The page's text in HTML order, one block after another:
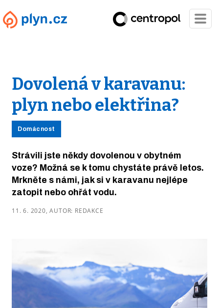
Dovolená v karavanu:
plyn nebo elektřina?
Domácnost
Strávili jste někdy dovolenou v obytném
voze? Možná se k tomu chystáte právě letos.
Mrkněte s námi, jak si v karavanu nejlépe
zatopit nebo ohřát vodu.
11. 6. 2020, AUTOR: REDAKCE